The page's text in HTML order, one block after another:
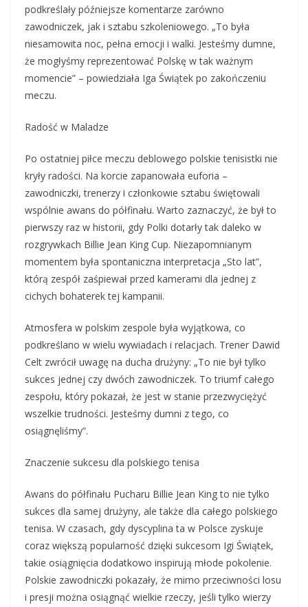
podkreślały późniejsze komentarze zarówno
zawodniczek, jak i sztabu szkoleniowego. „To była
niesamowita noc, pełna emocji i walki. Jesteśmy dumne,
że mogłyśmy reprezentować Polskę w tak ważnym
momencie” – powiedziała Iga Świątek po zakończeniu
meczu.
Radość w Maladze
Po ostatniej piłce meczu deblowego polskie tenisistki nie
kryły radości. Na korcie zapanowała euforia –
zawodniczki, trenerzy i członkowie sztabu świętowali
wspólnie awans do półfinału. Warto zaznaczyć, że był to
pierwszy raz w historii, gdy Polki dotarły tak daleko w
rozgrywkach Billie Jean King Cup. Niezapomnianym
momentem była spontaniczna interpretacja „Sto lat”,
którą zespół zaśpiewał przed kamerami dla jednej z
cichych bohaterek tej kampanii.
Atmosfera w polskim zespole była wyjątkowa, co
podkreślano w wielu wywiadach i relacjach. Trener Dawid
Celt zwrócił uwagę na ducha drużyny: „To nie był tylko
sukces jednej czy dwóch zawodniczek. To triumf całego
zespołu, który pokazał, że jest w stanie przezwyciężyć
wszelkie trudności. Jesteśmy dumni z tego, co
osiągnęliśmy”.
Znaczenie sukcesu dla polskiego tenisa
Awans do półfinału Pucharu Billie Jean King to nie tylko
sukces dla samej drużyny, ale także dla całego polskiego
tenisa. W czasach, gdy dyscyplina ta w Polsce zyskuje
coraz większą popularność dzięki sukcesom Igi Świątek,
takie osiągnięcia dodatkowo inspirują młode pokolenie.
Polskie zawodniczki pokazały, że mimo przeciwności losu
i presji można osiągnąć wielkie rzeczy, jeśli tylko wierzy